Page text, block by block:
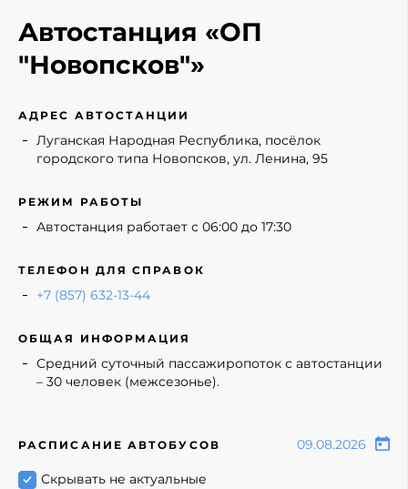
Автостанция «ОП
"Новопсков"»
АДРЕС АВТОСТАНЦИИ
Луганская Народная Республика, посёлок
городского типа Новопсков, ул. Ленина, 95
РЕЖИМ РАБОТЫ
Автостанция работает с 06:00 до 17:30
ТЕЛЕФОН ДЛЯ СПРАВОК
+7 (857) 632-13-44
ОБЩАЯ ИНФОРМАЦИЯ
Средний суточный пассажиропоток с автостанции
– 30 человек (межсезонье).
РАСПИСАНИЕ АВТОБУСОВ
Скрывать не актуальные